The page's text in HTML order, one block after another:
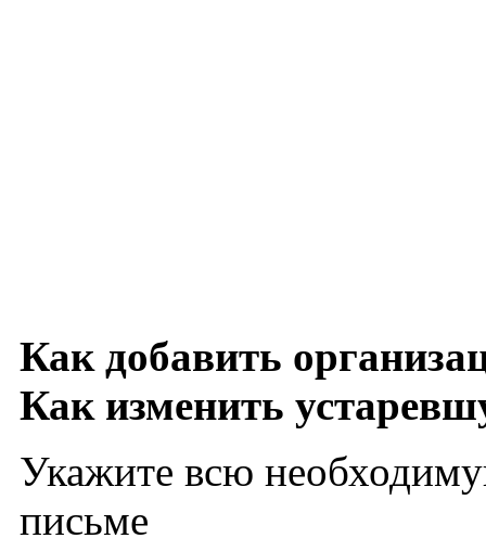
Как добавить
Как изменить
Укажите всю
письме